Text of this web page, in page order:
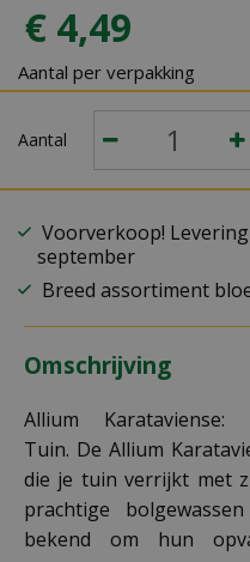
€ 4,49
Aantal per verpakking
Aantal
Voorverkoop!
september
Breed assortiment
Omschrijving
Allium
Tuin. De Allium
die je tuin verrijkt met
prachtige
bekend om hun